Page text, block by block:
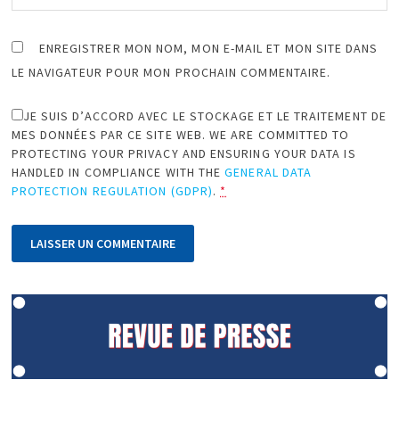
ENREGISTRER MON NOM, MON E-MAIL ET MON SITE DANS
LE NAVIGATEUR POUR MON PROCHAIN COMMENTAIRE.
JE SUIS D’ACCORD AVEC LE STOCKAGE ET LE TRAITEMENT DE
MES DONNÉES PAR CE SITE WEB. WE ARE COMMITTED TO
PROTECTING YOUR PRIVACY AND ENSURING YOUR DATA IS
HANDLED IN COMPLIANCE WITH THEGENERAL DATA
PROTECTION REGULATION (GDPR). *